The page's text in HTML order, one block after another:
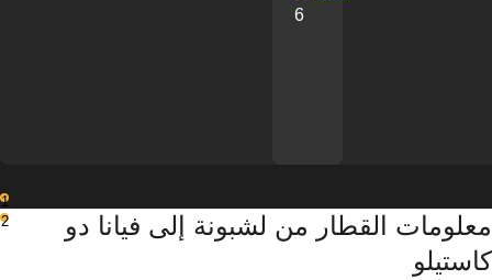
6
1
2
معلومات القطار من ‎لشبونة إلى ‎فيانا دو
كاستيلو